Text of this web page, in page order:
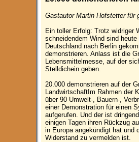
Gastautor Martin Hofstetter für
Ein toller Erfolg: Trotz widriger
schneidendem Wind sind
Deutschland nach Berlin
demonstrieren. Anlass ist die
Lebensmittelmesse, auf der
Stelldichein geben.
20.000 demonstrieren auf der
LandwirtschaftIm Rahmen der
über 90 Umwelt-, Bauern-,
einer Demonstration für einen
aufgerufen. Und der ist
einigen Tagen ihren Rückzug
in Europa angekündigt hat und
Widerstand zu vermelden ist.